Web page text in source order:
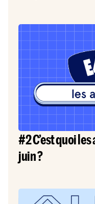
#2 C’est quoi
juin ?